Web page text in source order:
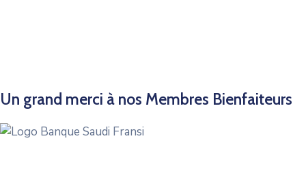
Un grand merci à nos Membres Bienfaiteurs